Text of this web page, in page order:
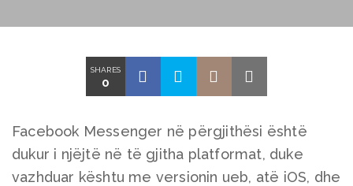
SHARES
0
Facebook Messenger në përgjithësi është
dukur i njëjtë në të gjitha platformat, duke
vazhduar kështu me versionin ueb, atë iOS, dhe